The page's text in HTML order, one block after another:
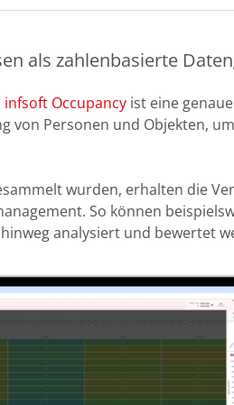
als zahlenbasierte
infsoft Occupancy ist eine
von Personen und Objekten,
wurden, erhalten die
So können
analysiert und bewertet